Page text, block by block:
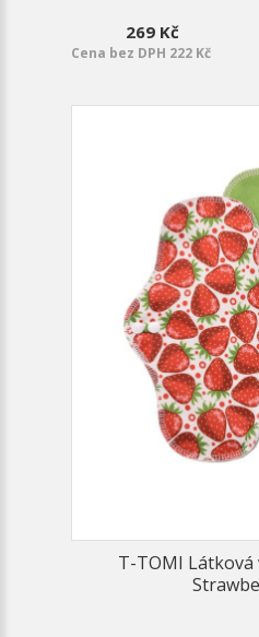
269 Kč
Cena bez DPH 222 Kč
T-TOMI Látková